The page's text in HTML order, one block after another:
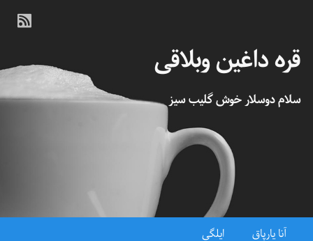
قره داغین وبلاقی
سلام دوسلار خوش گلیب سیز
آنا یارپاق ایلگی